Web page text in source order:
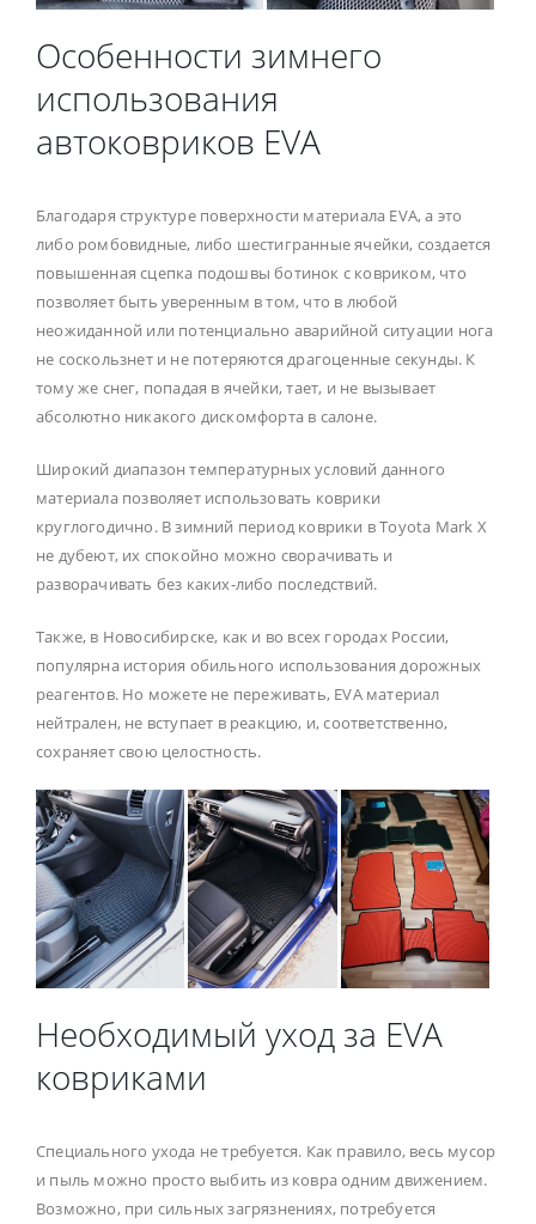
Особенности зимнего
использования
автоковриков EVA
Благодаря структуре поверхности материала EVA, а это
либо ромбовидные, либо шестигранные ячейки, создается
повышенная сцепка подошвы ботинок с ковриком, что
позволяет быть уверенным в том, что в любой
неожиданной или потенциально аварийной ситуации нога
не соскользнет и не потеряются драгоценные секунды. К
тому же снег, попадая в ячейки, тает, и не вызывает
абсолютно никакого дискомфорта в салоне.
Широкий диапазон температурных условий данного
материала позволяет использовать коврики
круглогодично. В зимний период коврики в Toyota Mark X
не дубеют, их спокойно можно сворачивать и
разворачивать без каких-либо последствий.
Также, в Новосибирске, как и во всех городах России,
популярна история обильного использования дорожных
реагентов. Но можете не переживать, EVA материал
нейтрален, не вступает в реакцию, и, соответственно,
сохраняет свою целостность.
Необходимый уход за EVA
ковриками
Специального ухода не требуется. Как правило, весь мусор
и пыль можно просто выбить из ковра одним движением.
Возможно, при сильных загрязнениях, потребуется